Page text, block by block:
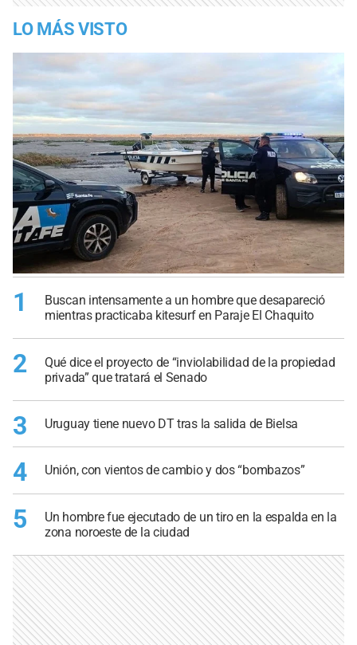
LO MÁS VISTO
1
Buscan intensamente a un hombre que desapareció
mientras practicaba kitesurf en Paraje El Chaquito
2
Qué dice el proyecto de “inviolabilidad de la propiedad
privada” que tratará el Senado
3 Uruguay tiene nuevo DT tras la salida de Bielsa
4 Unión, con vientos de cambio y dos “bombazos”
5
Un hombre fue ejecutado de un tiro en la espalda en la
zona noroeste de la ciudad